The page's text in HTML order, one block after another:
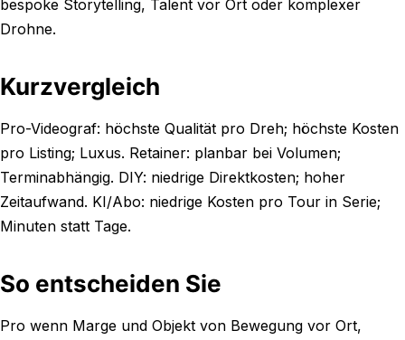
bespoke Storytelling, Talent vor Ort oder komplexer
Drohne.
Kurzvergleich
Pro-Videograf: höchste Qualität pro Dreh; höchste Kosten
pro Listing; Luxus. Retainer: planbar bei Volumen;
Terminabhängig. DIY: niedrige Direktkosten; hoher
Zeitaufwand. KI/Abo: niedrige Kosten pro Tour in Serie;
Minuten statt Tage.
So entscheiden Sie
Pro wenn Marge und Objekt von Bewegung vor Ort,